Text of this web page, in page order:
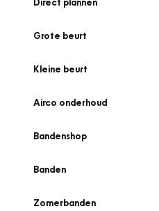
Grote beurt
Kleine beurt
Airco onderhoud
Bandenshop
Banden
Zomerbanden